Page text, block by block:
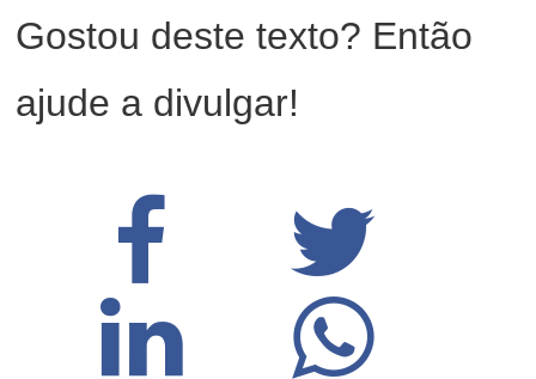
Gostou deste texto? Então
ajude a divulgar!